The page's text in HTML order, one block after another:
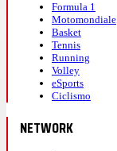
Formula 1
Motomondiale
Basket
Tennis
Running
Volley
eSports
Ciclismo
NETWORK